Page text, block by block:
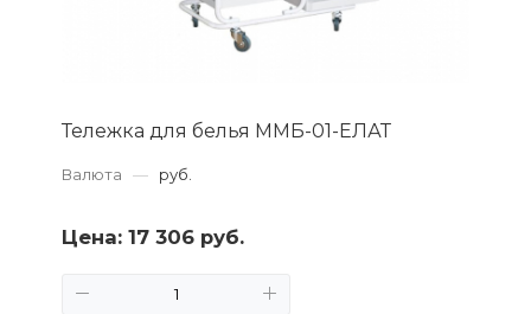
Тележка для белья ММБ-01-ЕЛАТ
Валюта — руб.
Цена: 17 306 руб.